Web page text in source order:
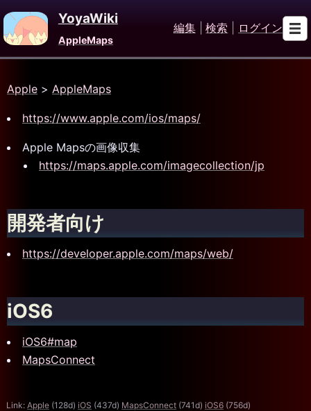
YoyaWiki
AppleMaps
編集 検索 ログイン
Apple > AppleMaps
https://www.apple.com/ios/maps/
Apple Mapsの画像収集
https://maps.apple.com/imagecollection/jp
開発者向け
https://developer.apple.com/maps/web/
iOS6
iOS6#map
MapsConnect
Link: Apple (128d) iOS (437d) MapsConnect (741d) iOS6 (756d)